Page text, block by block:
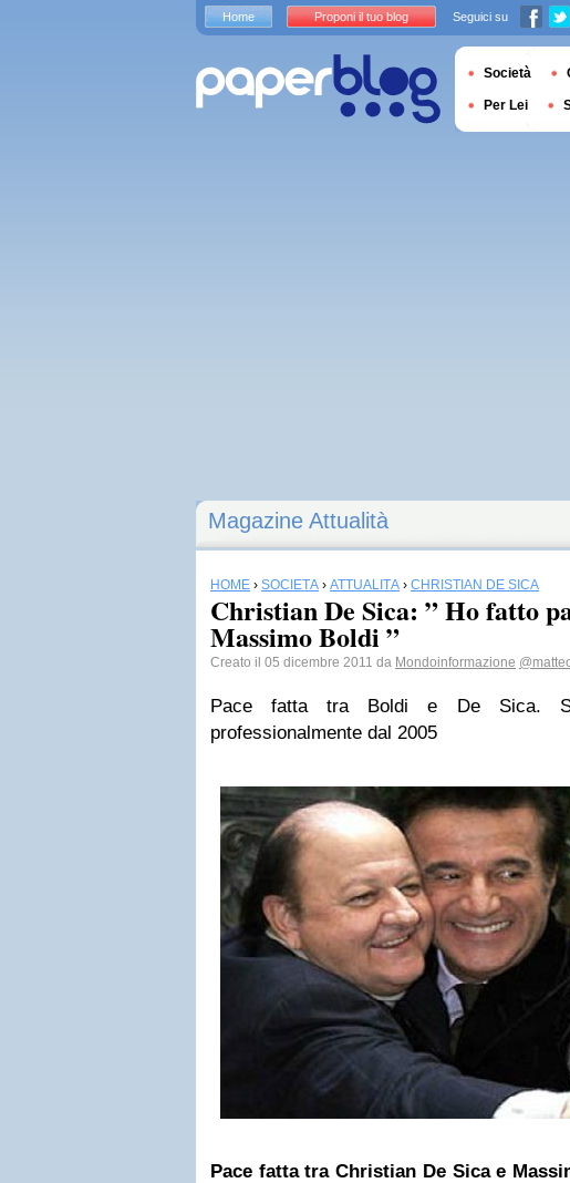
Magazine Attualità
HOME › SOCIETÀ › ATTUALITÀ › CHRISTIAN DE SICA
Christian De Sica: ” Ho fatto
Massimo Boldi ”
Creato il 05 dicembre 2011 da Mondoinformazione
Pace fatta tra Boldi e De Sica.
professionalmente dal 2005
Pace fatta traChristian De Sicae
Home Proponi il tuo blog Seguici su
Società
Per Lei